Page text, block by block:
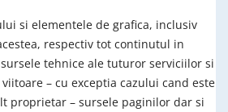
si elementele de grafica, inclusiv
respectiv tot continutul in
tehnice ale tuturor serviciilor si
– cu exceptia cazului cand este
proprietar – sursele paginilor dar si